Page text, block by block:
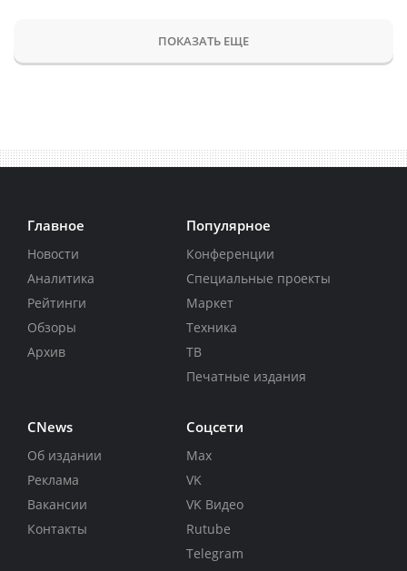
ПОКАЗАТЬ ЕЩЕ
Главное
Новости
Аналитика
Рейтинги
Обзоры
Архив
Популярное
Конференции
Специальные проекты
Маркет
Техника
ТВ
Печатные издания
CNews
Об издании
Реклама
Вакансии
Контакты
Соцсети
Max
VK
VK Видео
Rutube
Telegram